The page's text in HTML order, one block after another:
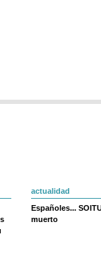
actualidad
Españoles...
muerto